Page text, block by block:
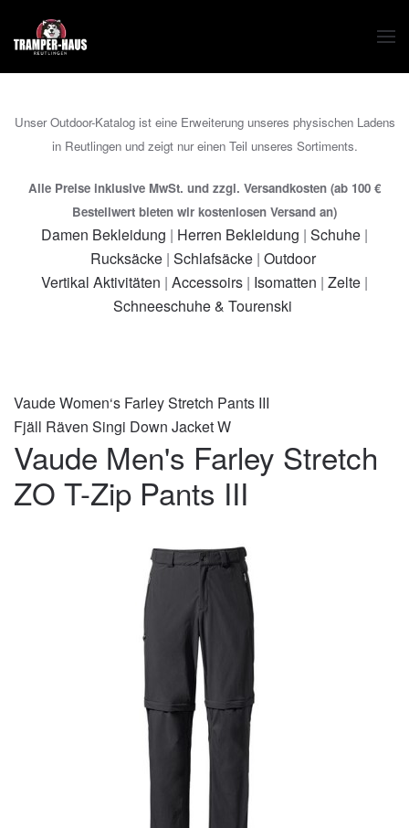
Zum Hauptinhalt springen
Unser Outdoor-Katalog ist eine Erweiterung unseres physischen Ladens
in Reutlingen und zeigt nur einen Teil unseres Sortiments.
Alle Preise inklusive MwSt. und zzgl. Versandkosten (ab 100 €
Bestellwert bieten wir kostenlosen Versand an)
Damen Bekleidung | Herren Bekleidung | Schuhe |
Rucksäcke| Schlafsäcke| Outdoor
Vertikal Aktivitäten | Accessoirs | Isomatten | Zelte |
Schneeschuhe & Tourenski
Vaude Women‘s Farley Stretch Pants III
Fjäll Räven Singi Down Jacket W
Vaude Men's Farley Stretch
ZO T-Zip Pants III